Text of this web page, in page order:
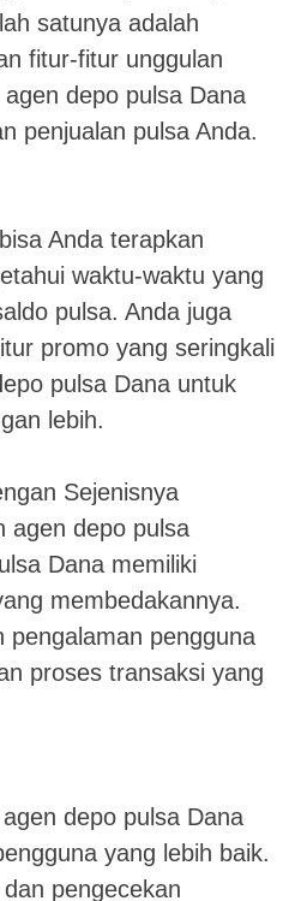
satunya adalah
fitur-fitur unggulan
depo pulsa Dana
penjualan pulsa Anda.
Anda terapkan
waktu-waktu yang
pulsa. Anda juga
promo yang seringkali
pulsa Dana untuk
lebih.
Sejenisnya
agen depo pulsa
Dana memiliki
membedakannya.
pengalaman pengguna
proses transaksi yang
depo pulsa Dana
yang lebih baik.
pengecekan